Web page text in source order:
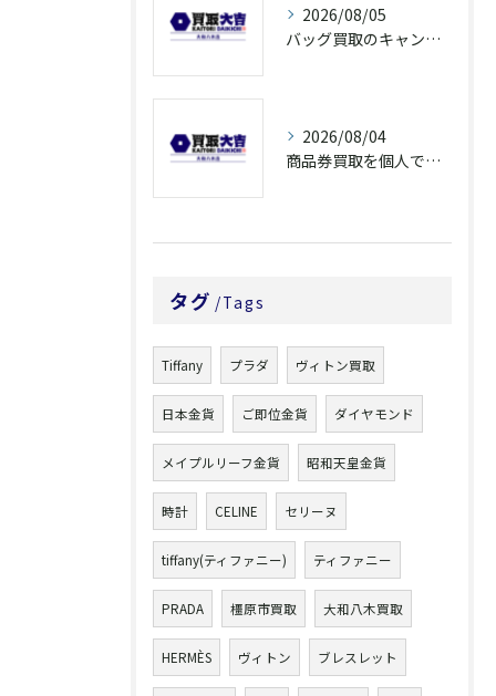
2026/08/05
バッグ買取のキャンペーンで奈良県橿原市でお得に売るための条件と注意点徹底ガイド
2026/08/04
商品券買取を個人で利用する際の奈良県橿原市で知っておきたい高換金ポイント
タグ Tags
Tiffany プラダ ヴィトン買取
日本金貨 ご即位金貨 ダイヤモンド
メイプルリーフ金貨 昭和天皇金貨
時計 CELINE セリーヌ
tiffany(ティファニー) ティファニー
PRADA 橿原市買取 大和八木買取
HERMÈS ヴィトン ブレスレット